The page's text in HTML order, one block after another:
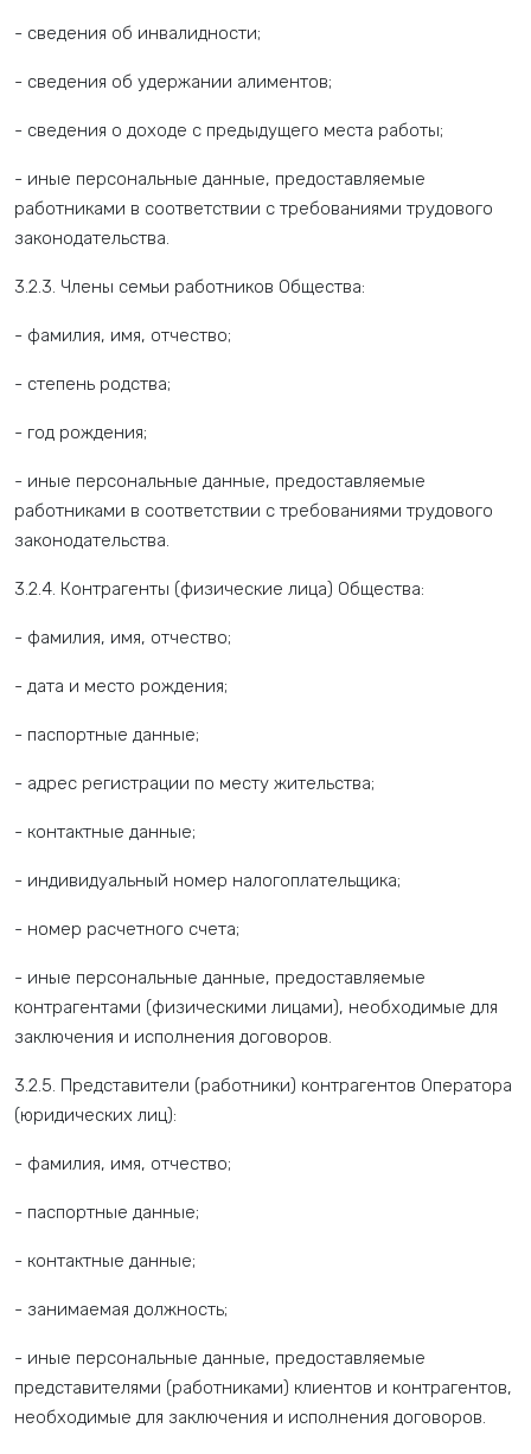
- сведения об инвалидности;
- сведения об удержании алиментов;
- сведения о доходе с предыдущего места работы;
- иные персональные данные, предоставляемые
работниками в соответствии с требованиями трудового
законодательства.
3.2.3. Члены семьи работников Общества:
- фамилия, имя, отчество;
- степень родства;
- год рождения;
- иные персональные данные, предоставляемые
работниками в соответствии с требованиями трудового
законодательства.
3.2.4. Контрагенты (физические лица) Общества:
- фамилия, имя, отчество;
- дата и место рождения;
- паспортные данные;
- адрес регистрации по месту жительства;
- контактные данные;
- индивидуальный номер налогоплательщика;
- номер расчетного счета;
- иные персональные данные, предоставляемые
контрагентами (физическими лицами), необходимые для
заключения и исполнения договоров.
3.2.5. Представители (работники) контрагентов Оператора
(юридических лиц):
- фамилия, имя, отчество;
- паспортные данные;
- контактные данные;
- занимаемая должность;
- иные персональные данные, предоставляемые
представителями (работниками) клиентов и контрагентов,
необходимые для заключения и исполнения договоров.